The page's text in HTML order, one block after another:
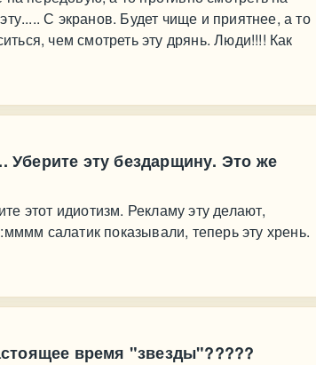
С экранов. Будет чище и приятнее, а то
чем смотреть эту дрянь. Люди!!!! Как
Уберите эту бездарщину. Это же
этот идиотизм. Рекламу эту делают,
салатик показывали, теперь эту хрень.
время "звезды"?????